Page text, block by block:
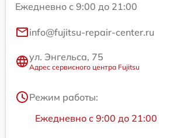
Ежедневно с 9:00 до 21:00
info@fujitsu-repair-center.ru
ул. Энгельса, 75
Адрес сервисного центра Fujitsu
Режим работы:
Ежедневно с 9:00 до 21:00